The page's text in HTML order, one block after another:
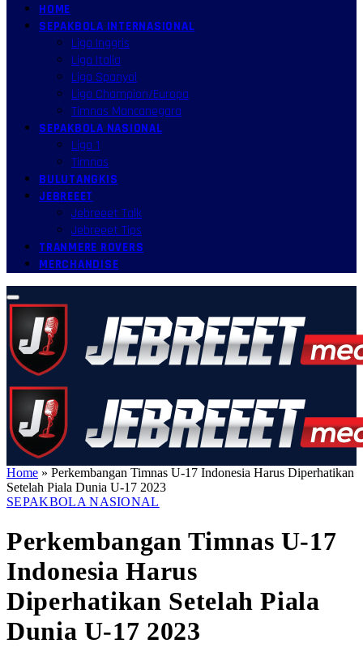
HOME
SEPAKBOLA INTERNASIONAL
Liga Inggris
Liga Italia
Liga Spanyol
Liga Champion/Europa
Timnas Mancanegara
SEPAKBOLA NASIONAL
Liga 1
Timnas
BULUTANGKIS
JEBREEET
Jebreeet Talk
Jebreeet Tips
TRANMERE ROVERS
MERCHANDISE
Home » Perkembangan Timnas U-17 Indonesia Harus Diperhatikan
Setelah Piala Dunia U-17 2023
SEPAKBOLA NASIONAL
Perkembangan Timnas U-17
Indonesia Harus
Diperhatikan Setelah Piala
Dunia U-17 2023